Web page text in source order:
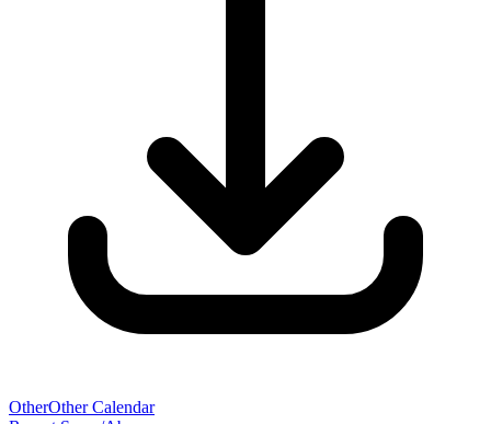
OtherOther Calendar